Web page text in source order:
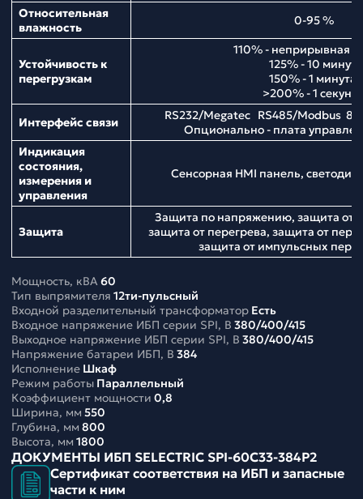
Относительная
влажность
0-95 %
Устойчивость к
перегрузкам
110% - неприрывная
125% - 10 минут;
150% - 1 минута;
>200% - 1
Интерфейс связи
RS232/Megatec RS485/Modbus 8
Опционально - плата
Индикация
состояния,
измерения и
управления
Сенсорная HMI панель,
Защита
Защита по напряжению, защита от
защита от перегрева, защита от
защита от импульсных
Мощность, кВА60
Тип выпрямителя 12ти-пульсный
Входной разделительный трансформатор Есть
Входное напряжение ИБП серии SPI, В 380/400/415
Выходное напряжение ИБП серии SPI, В 380/400/415
Напряжение батареи ИБП, В 384
Исполнение Шкаф
Режим работы Параллельный
Коэффициент мощности 0,8
Ширина, мм 550
Глубина, мм 800
Высота, мм 1800
ДОКУМЕНТЫ ИБП SELECTRIC SPI-60C33-384P2
Сертификат соответствия на ИБП и запасные
части к ним